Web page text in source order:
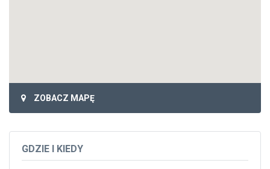
ZOBACZ MAPĘ
GDZIE I KIEDY